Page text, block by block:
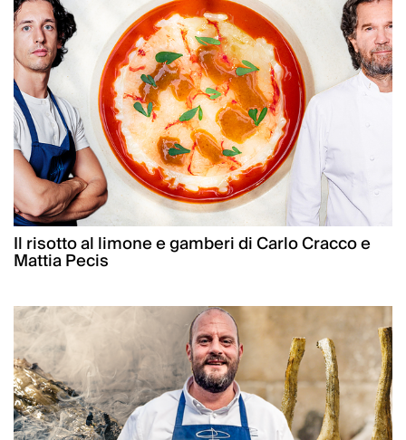
Il risotto al limone e gamberi di Carlo Cracco e
Mattia Pecis